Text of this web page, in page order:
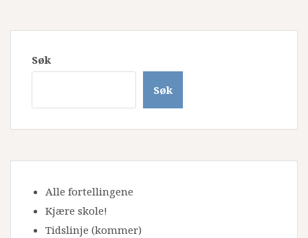
Søk
Søk
Alle fortellingene
Kjære skole!
Tidslinje (kommer)